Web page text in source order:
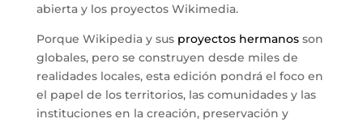
abierta y los proyectos Wikimedia.
Porque Wikipedia y sus proyectos hermanosson
globales, pero se construyen desde miles de
realidades locales, esta edición pondrá el foco en
el papel de los territorios, las comunidades y las
instituciones en la creación, preservación y